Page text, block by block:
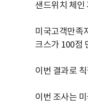
샌드위치 체인
미국고객만족
크스가 100점
이번 결과로
이번 조사는